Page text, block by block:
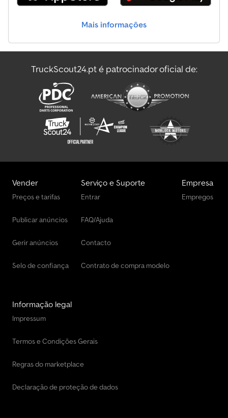
Reboque Para Gado
Reboques De Automóveis
Vlemmix Reboque De Máquinas De Construção
Woermann Reboque De Máquinas De Construção
Mais informações
TruckScout24.pt é patrocinador oficial de:
Vender
Preços e tarifas
Publicar anúncios
Gerir anúncios
Selo de confiança
Serviço e Suporte
Entrar
FAQ/Ajuda
Contacto
Contrato de compra modelo
Empresa
Empregos
Informação legal
Impressum
Termos e Condições Gerais
Regras do marketplace
Declaração de proteção de dados